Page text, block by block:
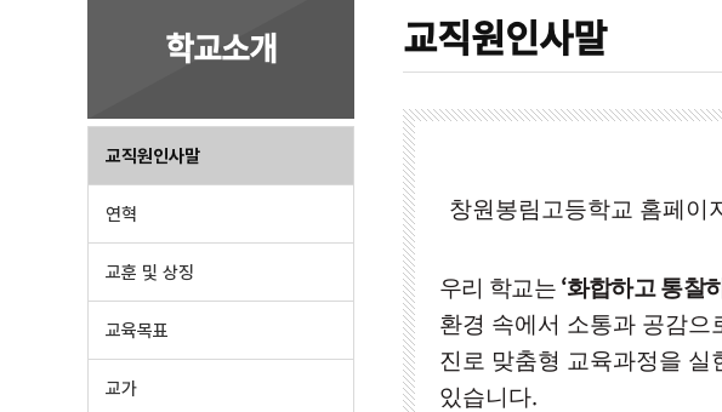
학교소개
교직원인사말
연혁
교훈 및 상징
교육목표
교가
교직원인사말
창원봉림고등학교 홈페이
우리 학교는 ‘화합하고 통찰
환경 속에서 소통과 공감으
진로 맞춤형 교육과정을 실
있습니다.